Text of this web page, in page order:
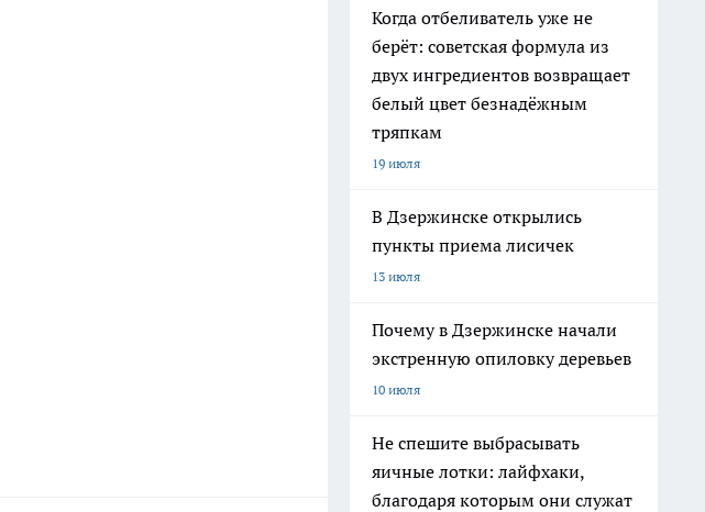
Когда отбеливатель уже не
берёт: советская формула из
двух ингредиентов возвращает
белый цвет безнадёжным
тряпкам
19 июля
В Дзержинске открылись
пункты приема лисичек
13 июля
Почему в Дзержинске начали
экстренную опиловку деревьев
10 июля
Не спешите выбрасывать
яичные лотки: лайфхаки,
благодаря которым они служат